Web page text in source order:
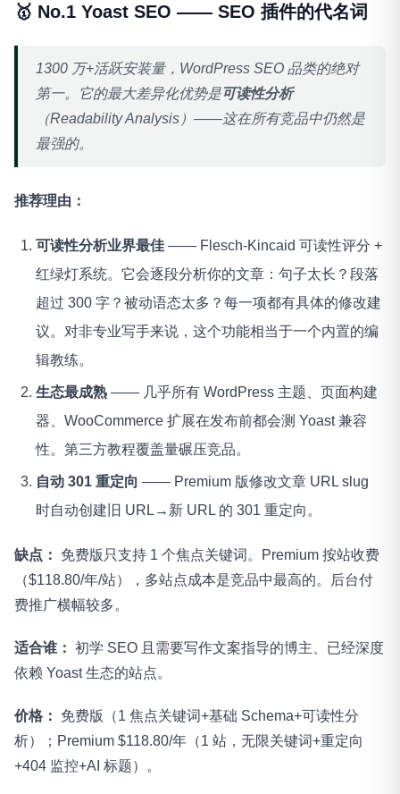
🥇 No.1 Yoast SEO —— SEO 插件的代名词
1300 万+活跃安装量，WordPress SEO 品类的绝对
第一。它的最大差异化优势是可读性分析
（Readability Analysis）——这在所有竞品中仍然是
最强的。
推荐理由：
可读性分析业界最佳 —— Flesch-Kincaid 可读性评分 +
红绿灯系统。它会逐段分析你的文章：句子太长？段落
超过 300 字？被动语态太多？每一项都有具体的修改建
议。对非专业写手来说，这个功能相当于一个内置的编
辑教练。
生态最成熟 —— 几乎所有 WordPress 主题、页面构建
器、WooCommerce 扩展在发布前都会测 Yoast 兼容
性。第三方教程覆盖量碾压竞品。
自动 301 重定向 —— Premium 版修改文章 URL slug
时自动创建旧 URL→新 URL 的 301 重定向。
缺点：
免费版只支持 1 个焦点关键词。Premium 按站收费
（$118.80/年/站），多站点成本是竞品中最高的。后台付
费推广横幅较多。
适合谁： 初学 SEO 且需要写作文案指导的博主、已经深度
依赖 Yoast 生态的站点。
价格：
免费版（1 焦点关键词+基础 Schema+可读性分
析）；Premium $118.80/年（1 站，无限关键词+重定向
+404 监控+AI 标题）。